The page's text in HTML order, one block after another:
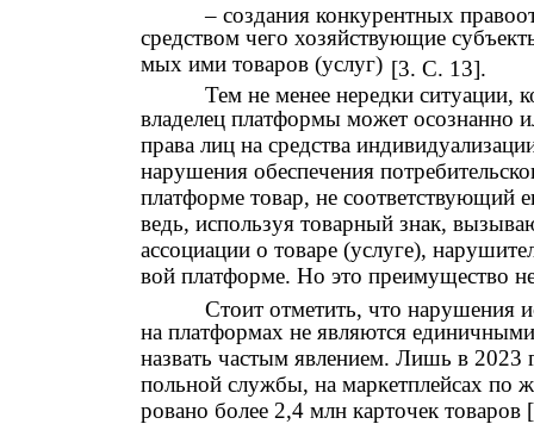
– создания конкурентных
средством чего хозяйствующие
мых ими товаров (услуг) [3. С. 13].
Тем не менее нередки ситуации,
владелец платформы может осознанно
права лиц на средства
нарушения обеспечения
платформе товар, не соответствующий
ведь, используя товарный знак,
ассоциации о товаре (услуге),
вой платформе. Но это преимущество
Стоит отметить, что нарушения
на платформах не являются
назвать частым явлением. Лишь в
польной службы, на маркетплейсах по
ровано более 2,4 млн карточек товаров